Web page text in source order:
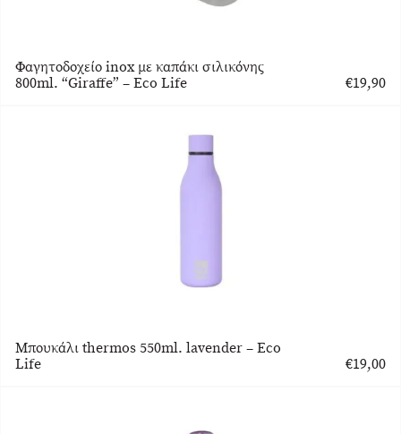
Φαγητοδοχείο inox με καπάκι σιλικόνης
800ml. “Giraffe” – Eco Life
€19,90
Μπουκάλι thermos 550ml. lavender – Eco
Life
€19,00